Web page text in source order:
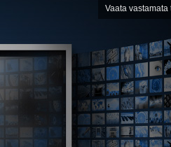
Vaata vastamata